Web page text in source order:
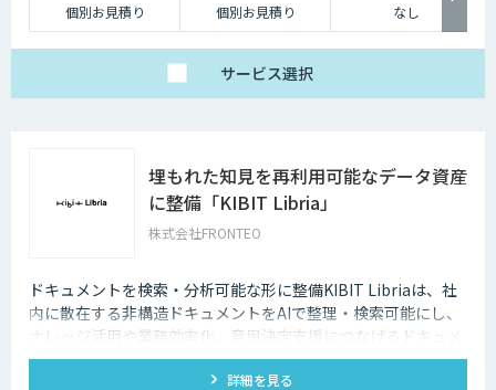
個別お見積り
個別お見積り なし
サービス選択
埋もれた知見を再利用可能なデータ資産
に整備「KIBIT Libria」
株式会社FRONTEO
ドキュメントを検索・分析可能な形に整備KIBIT Libriaは、社
内に散在する非構造ドキュメントをAIで整理・検索可能にし、
ナレッジ活用や業務効率化、意思決定支援につなげるドキュメ
ント利活用DXソリューションです。
詳細を見る